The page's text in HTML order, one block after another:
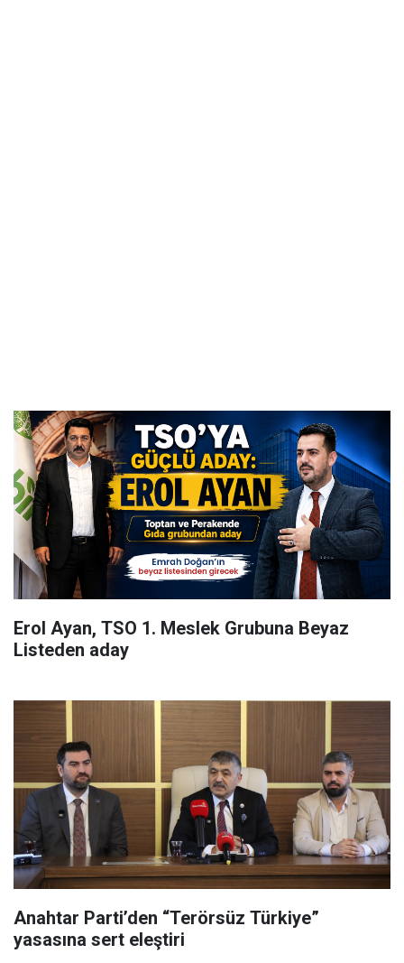
Erol Ayan, TSO 1. Meslek Grubuna Beyaz
Listeden aday
Anahtar Parti’den “Terörsüz Türkiye”
yasasına sert eleştiri